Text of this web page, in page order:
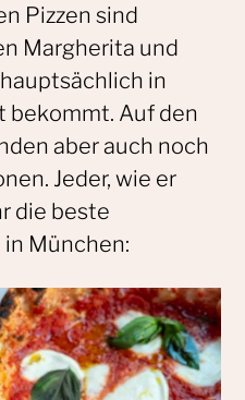
Pizzen sind
Margherita und
in
bekommt. Auf den
aber auch noch
Jeder, wie er
die beste
München: